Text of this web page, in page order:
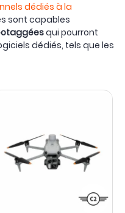
dédiés à la
sont capables
qui pourront
dédiés, tels que les
de
ainsi une précision